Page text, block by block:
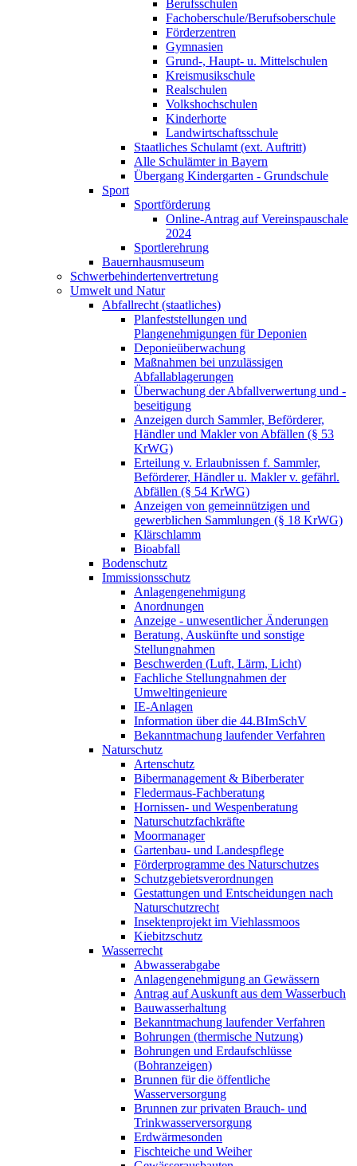
Berufsschulen
Fachoberschule/Berufsoberschule
Förderzentren
Gymnasien
Grund-, Haupt- u. Mittelschulen
Kreismusikschule
Realschulen
Volkshochschulen
Kinderhorte
Landwirtschaftsschule
Staatliches Schulamt (ext. Auftritt)
Alle Schulämter in Bayern
Übergang Kindergarten - Grundschule
Sport
Sportförderung
Online-Antrag auf Vereinspauschale
2024
Sportlerehrung
Bauernhausmuseum
Schwerbehindertenvertretung
Umwelt und Natur
Abfallrecht (staatliches)
Planfeststellungen und
Plangenehmigungen für Deponien
Deponieüberwachung
Maßnahmen bei unzulässigen
Abfallablagerungen
Überwachung der Abfallverwertung und -
beseitigung
Anzeigen durch Sammler, Beförderer,
Händler und Makler von Abfällen (§ 53
KrWG)
Erteilung v. Erlaubnissen f. Sammler,
Beförderer, Händler u. Makler v. gefährl.
Abfällen (§ 54 KrWG)
Anzeigen von gemeinnützigen und
gewerblichen Sammlungen (§ 18 KrWG)
Klärschlamm
Bioabfall
Bodenschutz
Immissionsschutz
Anlagengenehmigung
Anordnungen
Anzeige - unwesentlicher Änderungen
Beratung, Auskünfte und sonstige
Stellungnahmen
Beschwerden (Luft, Lärm, Licht)
Fachliche Stellungnahmen der
Umweltingenieure
IE-Anlagen
Information über die 44.BImSchV
Bekanntmachung laufender Verfahren
Naturschutz
Artenschutz
Bibermanagement & Biberberater
Fledermaus-Fachberatung
Hornissen- und Wespenberatung
Naturschutzfachkräfte
Moormanager
Gartenbau- und Landespflege
Förderprogramme des Naturschutzes
Schutzgebietsverordnungen
Gestattungen und Entscheidungen nach
Naturschutzrecht
Insektenprojekt im Viehlassmoos
Kiebitzschutz
Wasserrecht
Abwasserabgabe
Anlagengenehmigung an Gewässern
Antrag auf Auskunft aus dem Wasserbuch
Bauwasserhaltung
Bekanntmachung laufender Verfahren
Bohrungen (thermische Nutzung)
Bohrungen und Erdaufschlüsse
(Bohranzeigen)
Brunnen für die öffentliche
Wasserversorgung
Brunnen zur privaten Brauch- und
Trinkwasserversorgung
Erdwärmesonden
Fischteiche und Weiher